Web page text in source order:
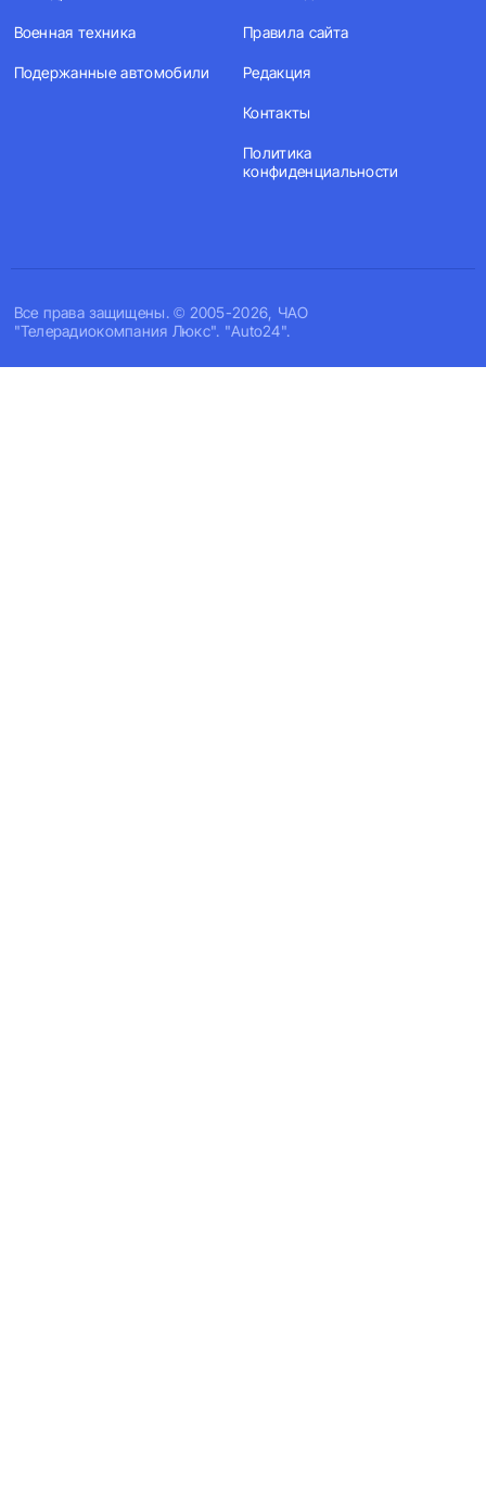
Все права защищены. © 2005-2026, ЧАО
"Телерадиокомпания Люкс". "Auto24".
Военная техника
Подержанные автомобили
Правила сайта
Редакция
Контакты
Политика
конфиденциальности